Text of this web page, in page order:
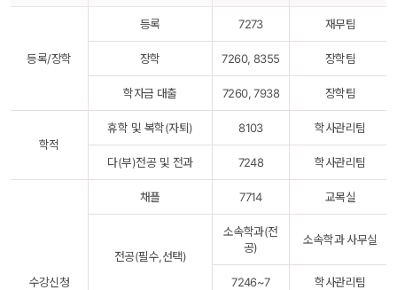
등록/장학
등록 7273 재무팀
장학 7260, 8355 장학팀
학자금 대출 7260, 7938 장학팀
학적
휴학 및 복학(자퇴) 8103 학사관리팀
다(부)전공 및 전과 7248 학사관리팀
수강신청
채플 7714 교목실
전공(필수,선택)
소속학과(전
공)
소속학과 사무실
7246~7 학사관리팀